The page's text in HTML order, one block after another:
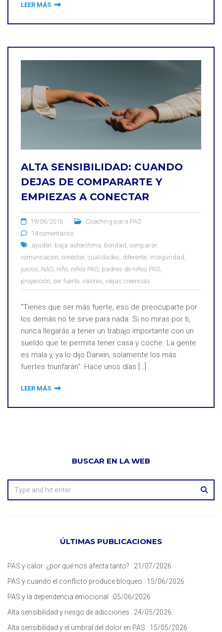
LEER MÁS
ALTA SENSIBILIDAD: CUANDO
DEJAS DE COMPARARTE Y
EMPIEZAS A CONECTAR
19/06/2016
Coaching para PAS
14 comentarios
ayudar, baja autoestima bondad comparar,
comunicación conectar, cualidades diferente inseguridad
juicios NAS niño niños PAS padres de niños PAS
proyección ser fuerte valores viejas creencias
“Tienes que ser más fuerte, eso de preocuparte por
los demás no te sirve para nada. Si no miras por ti,
nunca llegarás a tener un trabajo importante con un
sueldo que te permita tener casa y coche. La gente
es mala y, ya lo dijo Darwin, solamente los más
fuertes triunfarán“. Hace unos días […]
LEER MÁS
BUSCAR EN LA WEB
ÚLTIMAS PUBLICACIONES
PAS y calor: ¿por qué nos afecta tanto?
21/07/2026
PAS y cuando el conflicto produce bloqueo
15/06/2026
PAS y la dependencia emocional
05/06/2026
Alta sensibilidad y riesgo de adicciones
24/05/2026
Alta sensibilidad y el umbral del dolor en PAS
15/05/2026